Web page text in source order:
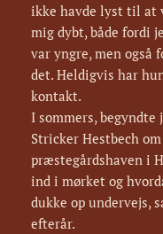
ikke havde lyst til at
mig dybt, både fordi
var yngre, men
det. Heldigvis har
kontakt.
I sommers,
Stricker Hestbech
præstegårdshaven i
ind i mørket og
dukke op undervejs,
efterår.